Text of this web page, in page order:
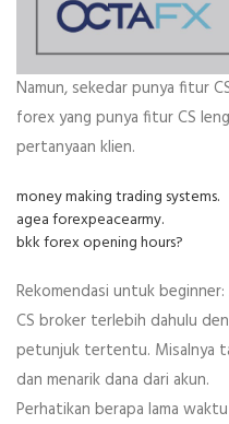
Namun, sekedar punya fitur
forex yang punya fitur CS
pertanyaan klien.
money making trading systems.
agea forexpeacearmy.
bkk forex opening hours?
Rekomendasi untuk beginner:
CS broker terlebih dahulu
petunjuk tertentu. Misalnya
dan menarik dana dari akun.
Perhatikan berapa lama